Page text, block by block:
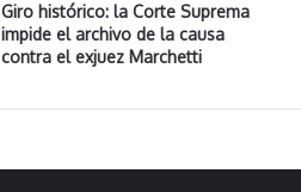
Giro histórico: la Corte Suprema
impide el archivo de la causa
contra el exjuez Marchetti